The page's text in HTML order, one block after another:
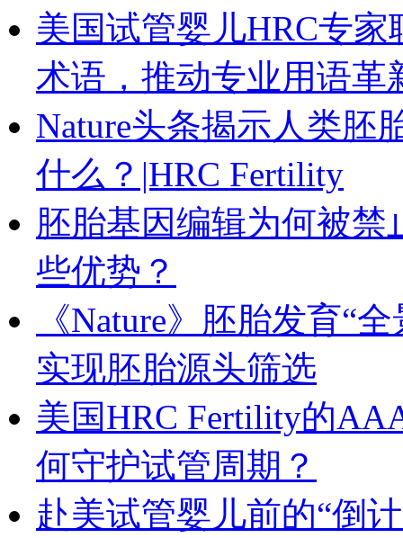
美国试管婴儿HRC专
术语，推动专业用语革
Nature头条揭示人类胚
什么？|HRC Fertility
胚胎基因编辑为何被禁
些优势？
《Nature》胚胎发育“
实现胚胎源头筛选
美国HRC Fertility的
何守护试管周期？
赴美试管婴儿前的“倒